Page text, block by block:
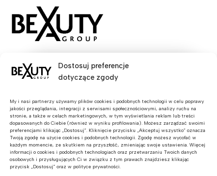
Dostosuj preferencje
dotyczące zgody
My i nasi partnerzy używamy plików cookies i podobnych technologii w celu poprawy
jakości przeglądania, integracji z serwisami społecznościowymi, analizy ruchu na
stronie, a także w celach marketingowych, w tym wyświetlania reklam lub treści
dopasowanych do Ciebie (również w wyniku profilowania). Możesz zarządzać swoimi
preferencjami klikając „Dostosuj”. Kliknięcie przycisku „Akceptuj wszystko” oznacza
Twoją zgodę na użycie cookies i podobnych technologii. Zgodę możesz wycofać w
każdym momencie, ze skutkiem na przyszłość, zmieniając swoje ustawienia. Więcej
informacji o cookies i podobnych technologiach oraz przetwarzaniu Twoich danych
osobowych i przysługujących Ci w związku z tym prawach znajdziesz klikając
przycisk „Dostosuj” oraz w polityce prywatności.
Email:x@xbeautygroup.pl
Masz pytania?
Przydatne linki
Zapisz się do newslettera
Dołącz do nas!
Bądź na bieżąco z
najnowszymi produktami i
promocjami! Dodatkowo
za rejestrację otrzymasz
kod rabatowy 10%!